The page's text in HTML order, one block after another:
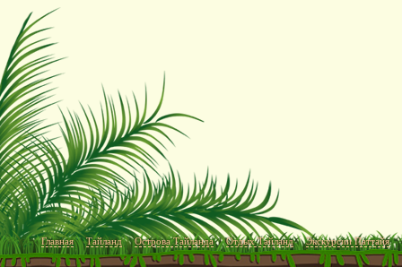
Главная Тайланд Острова Тайланда Отдых Тайланд Экскурсии Паттайя